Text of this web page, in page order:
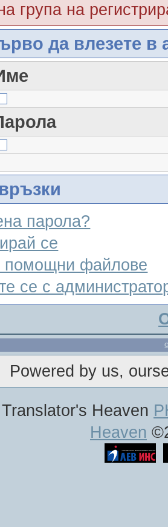
група на
да влезете в
парола?
се
помощни файлове
се с
Powered by us,
Heaven
Heaven